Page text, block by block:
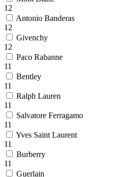
12
Antonio Banderas
12
Givenchy
12
Paco Rabanne
11
Bentley
11
Ralph Lauren
11
Salvatore Ferragamo
11
Yves Saint Laurent
11
Burberry
11
Guerlain